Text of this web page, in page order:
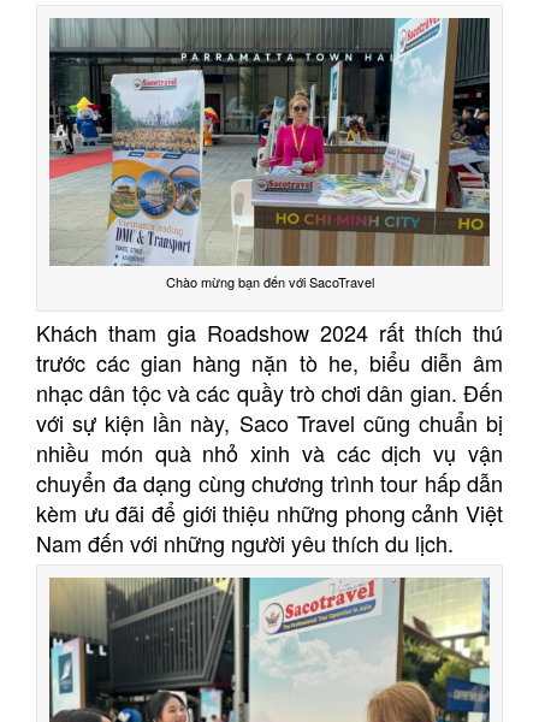
Chào mừng bạn đến với SacoTravel
Khách tham gia Roadshow 2024 rất thích thú
trước các gian hàng nặn tò he, biểu diễn âm
nhạc dân tộc và các quầy trò chơi dân gian. Đến
với sự kiện lần này, Saco Travel cũng chuẩn bị
nhiều món quà nhỏ xinh và các dịch vụ vận
chuyển đa dạng cùng chương trình tour hấp dẫn
kèm ưu đãi để giới thiệu những phong cảnh Việt
Nam đến với những người yêu thích du lịch.